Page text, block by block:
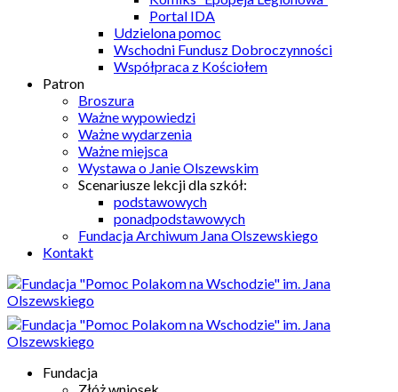
Portal IDA
Udzielona pomoc
Wschodni Fundusz Dobroczynności
Współpraca z Kościołem
Patron
Broszura
Ważne wypowiedzi
Ważne wydarzenia
Ważne miejsca
Wystawa o Janie Olszewskim
Scenariusze lekcji dla szkół:
podstawowych
ponadpodstawowych
Fundacja Archiwum Jana Olszewskiego
Kontakt
Fundacja